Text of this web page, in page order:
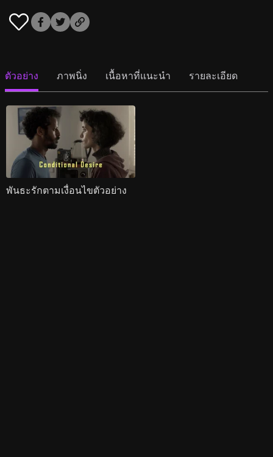
ตัวอย่าง ภาพนิ่ง เนื้อหาที่แนะนำ รายละเอียด
พันธะรักตามเงื่อนไขตัวอย่าง